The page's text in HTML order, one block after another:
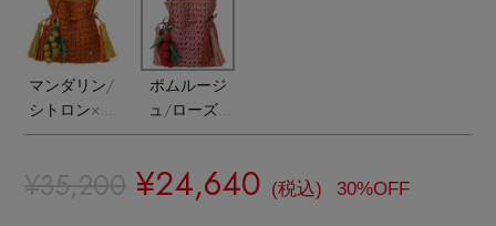
【ペプラム】トレンドシルエット
『ELLE』最新号掲載
スカート
ニット
フラットシューズ
レインシューズ
ブーツ
トートバッグ
ハンドバッグ
財布・小物
帽子・イヤーマフ
ヘアアクセサリー
スマートフォンケース・タブレットケース
ピアス・イヤリング
ネックレス
すべてのランジェリー
ランジェリー
スポーツ
すべてのスポーツ
CONTENTS
マンダリン/
シトロン×ミ
モザ
ポムルージ
ュ/ローズ×
フランボワー
¥35,200 ¥24,640 (税込) 30%OFF